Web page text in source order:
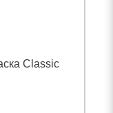
Classic